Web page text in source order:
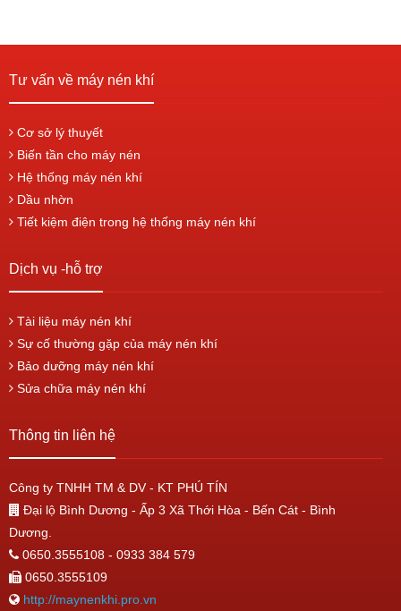
Tư vấn về máy nén khí
Cơ sở lý thuyết
Biến tần cho máy nén
Hệ thống máy nén khí
Dầu nhờn
Tiết kiệm điện trong hệ thống máy nén khí
Dịch vụ -hỗ trợ
Tài liệu máy nén khí
Sự cố thường gặp của máy nén khí
Bảo dưỡng máy nén khí
Sửa chữa máy nén khí
Thông tin liên hệ
Công ty TNHH TM & DV - KT PHÚ TÍN
Đại lộ Bình Dương - Ấp 3 Xã Thới Hòa - Bến Cát - Bình
Dương.
0650.3555108 - 0933 384 579
0650.3555109
http://maynenkhi.pro.vn